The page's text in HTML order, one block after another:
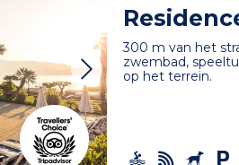
300 m van het
zwembad,
op het terrein.